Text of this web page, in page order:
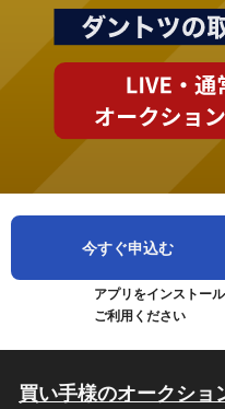
今すぐ申込む
アプリをインストー
ご利用ください
買い手様のオークシ